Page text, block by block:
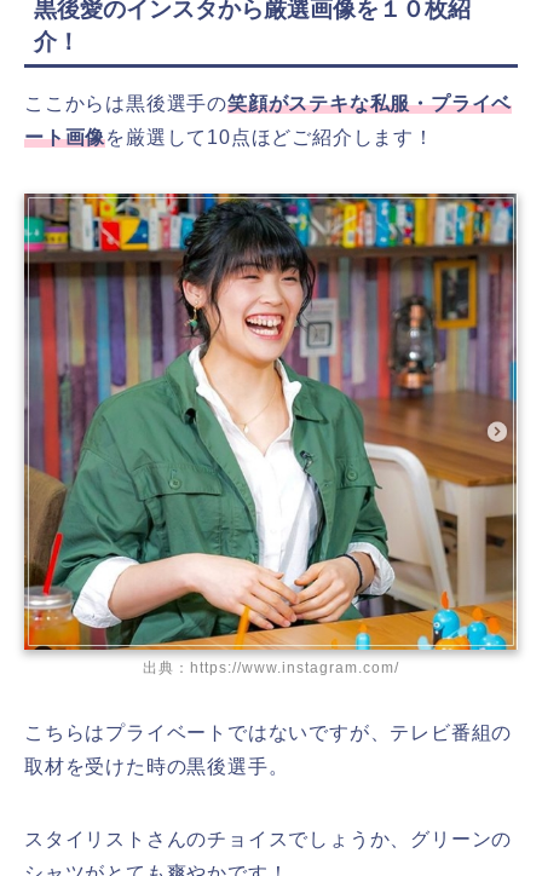
黒後愛のインスタから厳選画像を１０枚紹
介！
ここからは黒後選手の笑顔がステキな私服・プライベ
ート画像を厳選して10点ほどご紹介します！
出典：https://www.instagram.com/
こちらはプライベートではないですが、テレビ番組の
取材を受けた時の黒後選手。
スタイリストさんのチョイスでしょうか、グリーンの